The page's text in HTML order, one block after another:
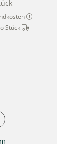
Stück Dieser